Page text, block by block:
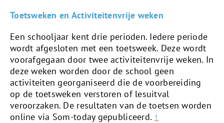
Toetsweken en Activiteitenvrije weken
Een schooljaar kent drie perioden. Iedere periode
wordt afgesloten met een toetsweek. Deze wordt
voorafgegaan door twee activiteitenvrije weken. In
deze weken worden door de school geen
activiteiten georganiseerd die de voorbereiding
op de toetsweken verstoren of lesuitval
veroorzaken. De resultaten van de toetsen worden
online via Som-today gepubliceerd. ↑